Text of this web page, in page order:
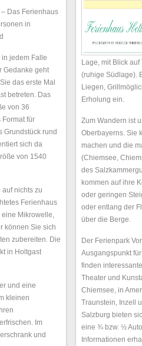
Das Ferienhaus
in
in jedem Falle
Gedanke geht
das erste Mal
betreten. Das
von 36
Format für
Grundstück rund
sich da
von 1540
nichts zu
Ferienhaus
eine Mikrowelle,
können Sie sich
zubereiten. Die
in Holtgast
und eine
kleinen
Im
und
Lage, mit Blick
(ruhige Südlage).
Liegen,
Erholung ein.
Zum Wandern ist
Oberbayerns. Sie
machen und die
(Chiemsee,
des
kommen auf ihre
oder geringen
oder entlang der
über die Berge.
Der Ferienpark
Ausgangspunkt
finden
Theater und
Chiemsee, in
Traunstein, Inzell
Salzburg bieten
eine ¾ bzw. ½
Informationen